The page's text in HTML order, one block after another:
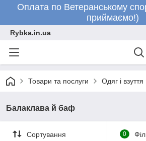
Оплата по Ветеранському
приймаємо!)
Rybka.in.ua
Товари та послуги Одяг і взуття
Балаклава й баф
Сортування 0